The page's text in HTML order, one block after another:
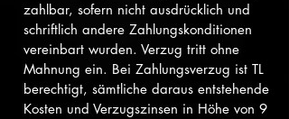
zahlbar, sofern nicht ausdrücklich und
schriftlich andere Zahlungskonditionen
vereinbart wurden. Verzug tritt ohne
Mahnung ein. Bei Zahlungsverzug ist TL
berechtigt, sämtliche daraus entstehende
Kosten und Verzugszinsen in Höhe von 9